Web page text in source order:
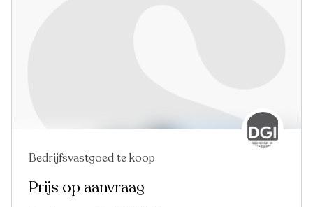
Bedrijfsvastgoed te koop
Prijs op aanvraag